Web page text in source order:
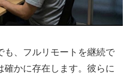
も、フルリモートを継続で
確かに存在します。彼らに